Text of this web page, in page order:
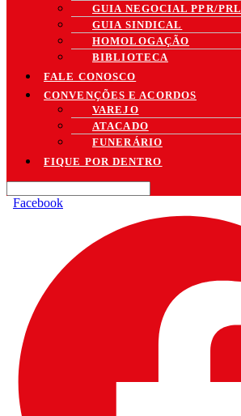
GUIA NEGOCIAL PPR/PRL
GUIA SINDICAL
HOMOLOGAÇÃO
BIBLIOTECA
FALE CONOSCO
CONVENÇÕES E ACORDOS
VAREJO
ATACADO
FUNERÁRIO
FIQUE POR DENTRO
Facebook